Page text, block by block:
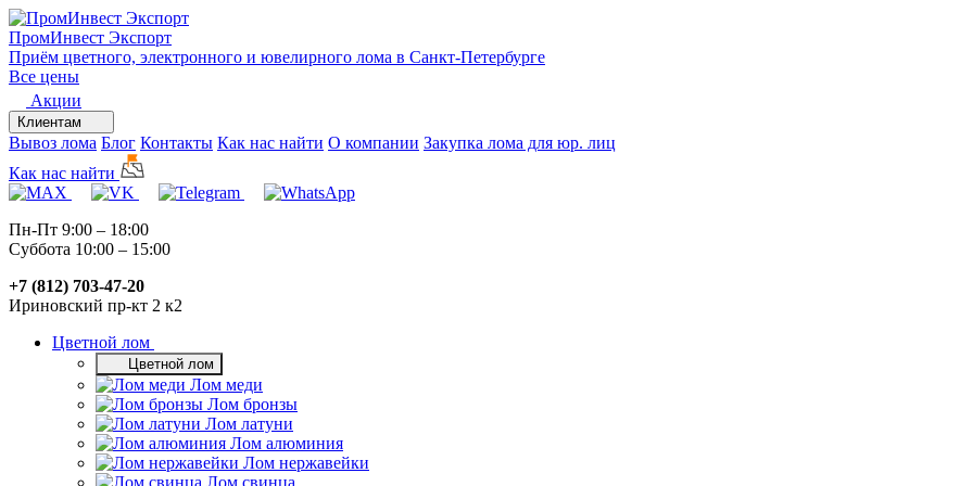
ПромИнвест Экспорт
Приём цветного, электронного и ювелирного лома в Санкт-Петербурге
Все цены
Акции
Клиентам
Вывоз лома Блог Контакты Как нас найти О компании Закупка лома для юр. лиц
Как нас найти
Пн-Пт 9:00 – 18:00
Суббота 10:00 – 15:00
+7 (812) 703-47-20
Ириновский пр-кт 2 к2
Цветной лом
Цветной лом
Лом меди
Лом бронзы
Лом латуни
Лом алюминия
Лом нержавейки
Лом свинца